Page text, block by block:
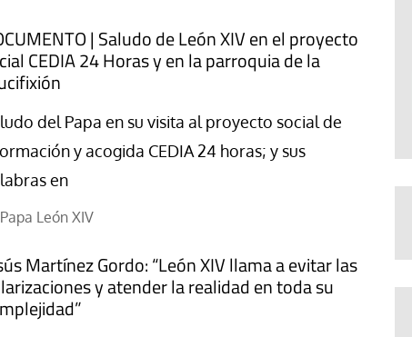
| Saludo de León XIV en el proyecto
CEDIA 24 Horas y en la parroquia de la
del Papa en su visita al proyecto social de
y acogida CEDIA 24 horas; y sus
en
Papa León XIV
Martínez Gordo: “León XIV llama a evitar las
y atender la realidad en toda su